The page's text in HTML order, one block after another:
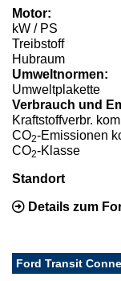
Motor:
kW / PS
Treibstoff
Hubraum
Umweltnormen:
Umweltplakette
Verbrauch und
Kraftstoffverbr.
CO2-Emissionen
CO2-Klasse
Standort
Details zum
Ford Transit